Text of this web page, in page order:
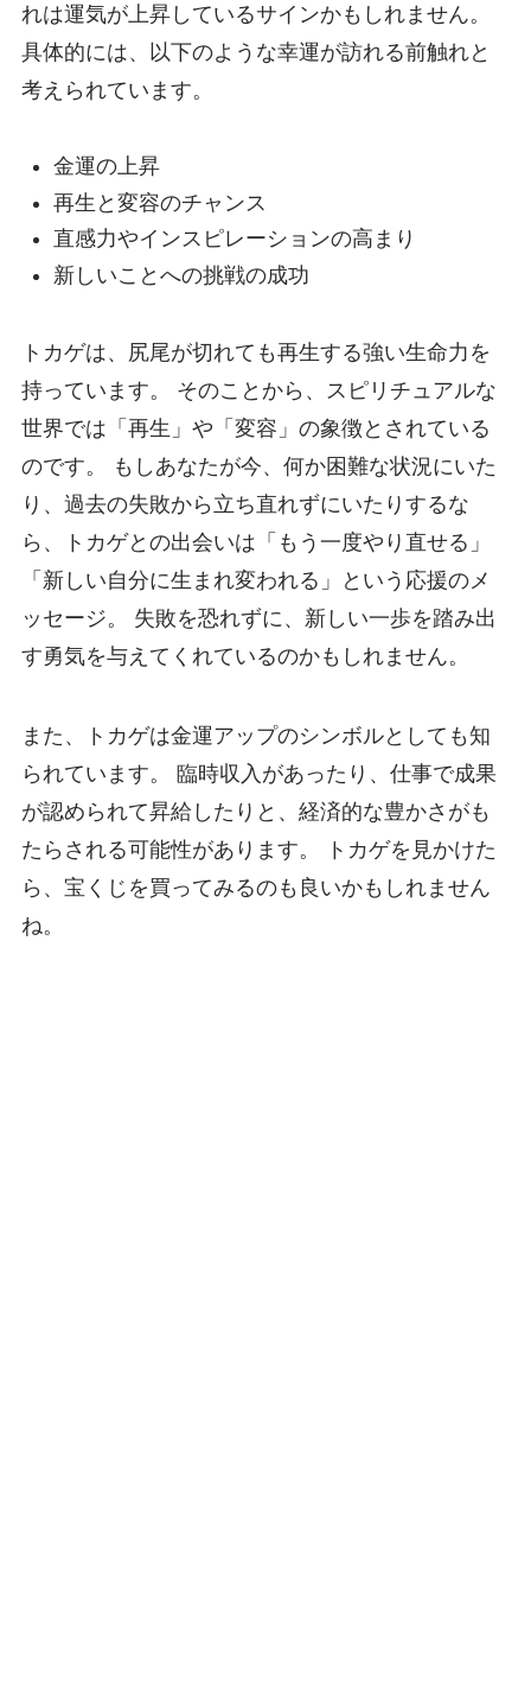
れは運気が上昇しているサインかもしれません。
具体的には、以下のような幸運が訪れる前触れと
考えられています。
金運の上昇
再生と変容のチャンス
直感力やインスピレーションの高まり
新しいことへの挑戦の成功
トカゲは、尻尾が切れても再生する強い生命力を
持っています。 そのことから、スピリチュアルな
世界では「再生」や「変容」の象徴とされている
のです。 もしあなたが今、何か困難な状況にいた
り、過去の失敗から立ち直れずにいたりするな
ら、トカゲとの出会いは「もう一度やり直せる」
「新しい自分に生まれ変われる」という応援のメ
ッセージ。 失敗を恐れずに、新しい一歩を踏み出
す勇気を与えてくれているのかもしれません。
また、トカゲは金運アップのシンボルとしても知
られています。 臨時収入があったり、仕事で成果
が認められて昇給したりと、経済的な豊かさがも
たらされる可能性があります。 トカゲを見かけた
ら、宝くじを買ってみるのも良いかもしれません
ね。